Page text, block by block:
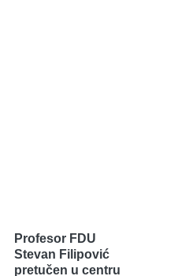
Profesor FDU
Stevan Filipović
pretučen u centru